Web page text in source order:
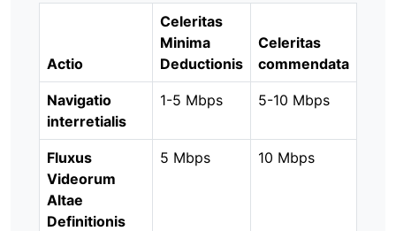
Actio
Celeritas
Minima
Deductionis
Celeritas
commendata
Navigatio
interretialis
1-5 Mbps 5-10 Mbps
Fluxus
Videorum
Altae
Definitionis
5 Mbps 10 Mbps